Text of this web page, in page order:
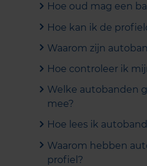
Hoe oud mag een
Hoe kan ik de
Waarom zijn
Hoe controleer ik
Welke autobanden
mee?
Hoe lees ik
Waarom hebben
profiel?